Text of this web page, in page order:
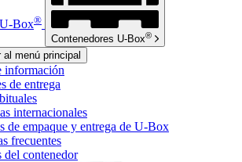
U-Box®
Contenedores U-Box®
al menú principal
información
de entrega
internacionales
de empaque y entrega de U-Box
frecuentes
del contenedor